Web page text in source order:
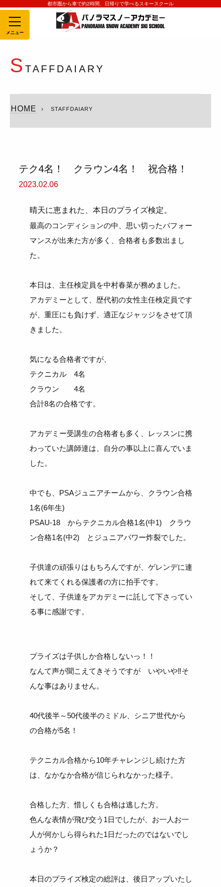
都市圏から車で約2時間、日帰りで学べるスキースクール
MENU
S TAFFDAIARY
HOME STAFFDAIARY
テク4名！ クラウン4名！ 祝合格！
2023.02.06
晴天に恵まれた、本日のプライズ検定。
最高のコンディションの中、思い切ったパフォー
マンスが出来た方が多く、合格者も多数出まし
た。
本日は、主任検定員を中村春菜が務めました。
アカデミーとして、歴代初の女性主任検定員です
が、重圧にも負けず、適正なジャッジをさせて頂
きました。
気になる合格者ですが、
テクニカル 4名
クラウン 4名
合計8名の合格です。
アカデミー受講生の合格者も多く、レッスンに携
わっていた講師達は、自分の事以上に喜んでいま
した。
中でも、PSAジュニアチームから、クラウン合格
1名(6年生)
PSAU-18 からテクニカル合格1名(中1) クラウ
ン合格1名(中2) とジュニアパワー炸裂でした。
子供達の頑張りはもちろんですが、ゲレンデに連
れて来てくれる保護者の方に拍手です。
そして、子供達をアカデミーに託して下さってい
る事に感謝です。
プライズは子供しか合格しないっ！！
なんて声が聞こえてきそうですが いやいや‼そ
んな事はありません。
40代後半～50代後半のミドル、シニア世代から
の合格が5名！
テクニカル合格から10年チャレンジし続けた方
は、なかなか合格が信じられなかった様子。
合格した方、惜しくも合格は逃した方。
色んな表情が飛び交う1日でしたが、お一人お一
人が何かしら得られた1日だったのではないでし
ょうか？
本日のプライズ検定の総評は、後日アップいたし